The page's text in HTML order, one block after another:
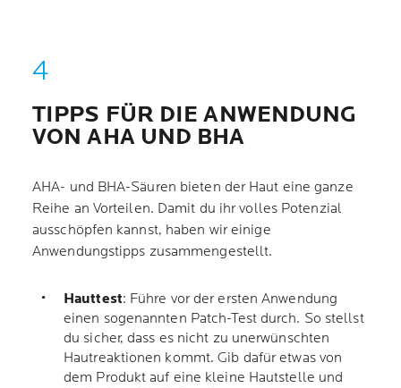
TIPPS FÜR DIE ANWENDUNG
VON AHA UND BHA
AHA- und BHA-Säuren bieten der Haut eine ganze
Reihe an Vorteilen. Damit du ihr volles Potenzial
ausschöpfen kannst, haben wir einige
Anwendungstipps zusammengestellt.
Hauttest: Führe vor der ersten Anwendung
einen sogenannten Patch-Test durch. So stellst
du sicher, dass es nicht zu unerwünschten
Hautreaktionen kommt. Gib dafür etwas von
dem Produkt auf eine kleine Hautstelle und